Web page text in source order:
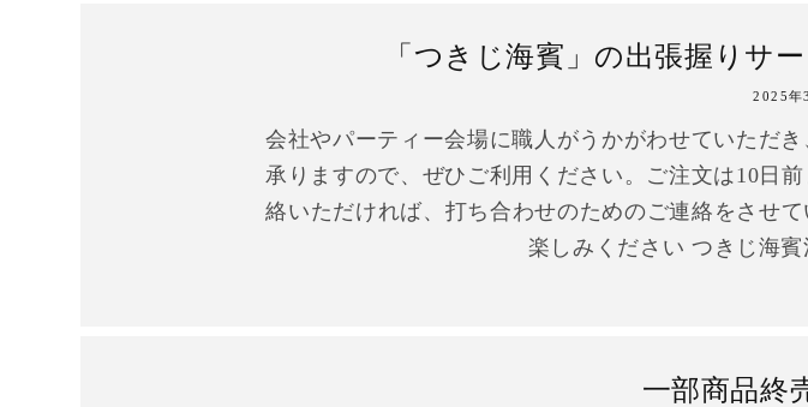
「つきじ海賓」の出張握りサ
2025年
会社やパーティー会場に職人がうかがわせていただ
承りますので、ぜひご利用ください。ご注文は10日
絡いただければ、打ち合わせのためのご連絡をさせ
楽しみください つきじ海
一部商品終